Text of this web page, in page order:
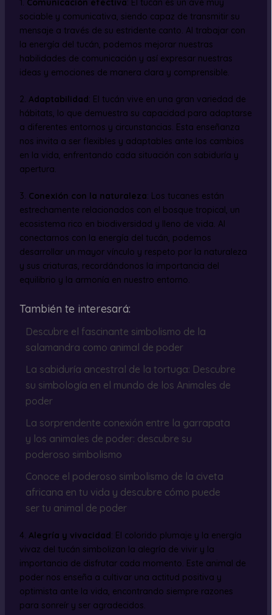
sociable y comunicativa, siendo capaz de transmitir su
mensaje a través de su estridente canto. Al trabajar con
la energía del tucán, podemos mejorar nuestras
habilidades de comunicación y así expresar nuestras
ideas y emociones de manera clara y comprensible.
2. Adaptabilidad: El tucán vive en una gran variedad de
hábitats, lo que demuestra su capacidad para adaptarse
a diferentes entornos y circunstancias. Esta enseñanza
nos invita a ser flexibles y adaptables ante los cambios
en la vida, enfrentando cada situación con sabiduría y
apertura.
3. Conexión con la naturaleza: Los tucanes están
estrechamente relacionados con el bosque tropical, un
ecosistema rico en biodiversidad y lleno de vida. Al
conectarnos con la energía del tucán, podemos
desarrollar un mayor vínculo y respeto por la naturaleza
y sus criaturas, recordándonos la importancia del
equilibrio y la armonía en nuestro entorno.
También te interesará:
Descubre el fascinante simbolismo de la
salamandra como animal de poder
La sabiduría ancestral de la tortuga: Descubre
su simbología en el mundo de los Animales de
poder
La sorprendente conexión entre la garrapata
y los animales de poder: descubre su
poderoso simbolismo
Conoce el poderoso simbolismo de la civeta
africana en tu vida y descubre cómo puede
ser tu animal de poder
4. Alegría y vivacidad: El colorido plumaje y la energía
vivaz del tucán simbolizan la alegría de vivir y la
importancia de disfrutar cada momento. Este animal de
poder nos enseña a cultivar una actitud positiva y
optimista ante la vida, encontrando siempre razones
para sonreír y ser agradecidos.